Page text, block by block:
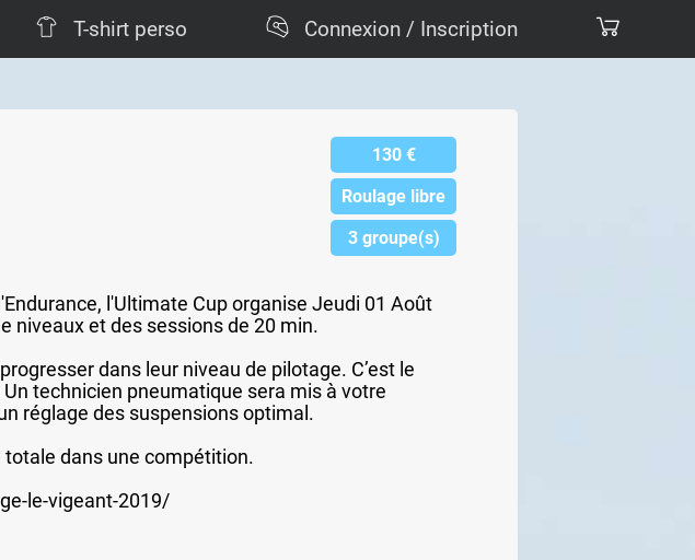
T-shirt perso Connexion / Inscription
l'Ultimate Cup organise Jeudi 01 Août
niveaux et des sessions de 20 min.
dans leur niveau de pilotage. C’est le
technicien pneumatique sera mis à votre
réglage des suspensions optimal.
dans une compétition.
le-vigeant-2019/
130 €
Roulage libre
3 groupe(s)